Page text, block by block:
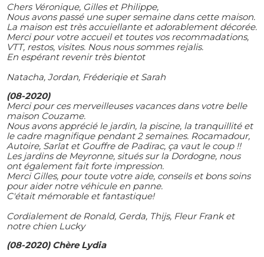
Chers Véronique, Gilles et Philippe,
Nous avons passé une super semaine dans cette maison.
La maison est très accuiellante et adorablement décorée.
Merci pour votre accueil et toutes vos recommadations,
VTT, restos, visites. Nous nous sommes rejalis.
En espérant revenir très bientot
Natacha, Jordan, Fréderiqie et Sarah
(08-2020)
Merci pour ces merveilleuses vacances dans votre belle
maison Couzame.
Nous avons apprécié le jardin, la piscine, la tranquillité et
le cadre magnifique pendant 2 semaines. Rocamadour,
Autoire, Sarlat et Gouffre de Padirac, ça vaut le coup !!
Les jardins de Meyronne, situés sur la Dordogne, nous
ont également fait forte impression.
Merci Gilles, pour toute votre aide, conseils et bons soins
pour aider notre véhicule en panne.
C'était mémorable et fantastique!
Cordialement de Ronald, Gerda, Thijs, Fleur Frank et
notre chien Lucky
(08-2020) Chère Lydia